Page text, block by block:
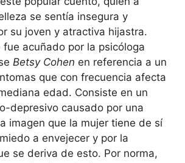
se sentía insegura y
su joven y atractiva hijastra.
fue acuñado por la psicóloga
Betsy Cohen en referencia a un
que con frecuencia afecta
edad. Consiste en un
depresivo causado por una
imagen que la mujer tiene de sí
a envejecer y por la
se deriva de esto. Por norma,